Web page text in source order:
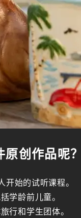
原创作品呢
开始的试听课程。
学龄前儿童。
行和学生团体。